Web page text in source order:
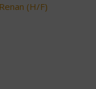
(H/F)